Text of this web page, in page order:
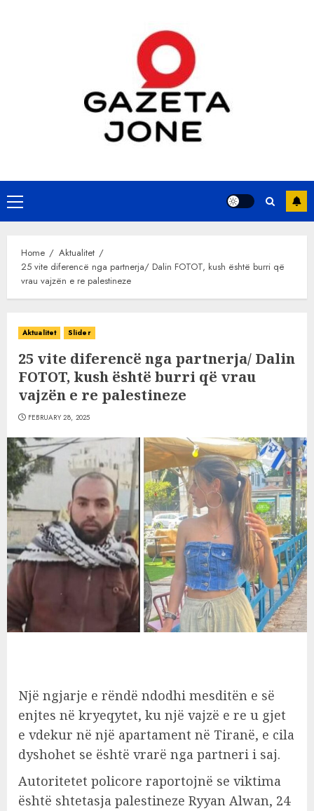
Primary
Menu
Home
Aktualitet
25 vite diferencë nga partnerja/ Dalin FOTOT, kush është burri që
vrau vajzën e re palestineze
Aktualitet Slider
25 vite diferencë nga partnerja/ Dalin
FOTOT, kush është burri që vrau
vajzën e re palestineze
FEBRUARY 28, 2025
Një ngjarje e rëndë ndodhi mesditën e së
enjtes në kryeqytet, ku një vajzë e re u gjet
e vdekur në një apartament në Tiranë, e cila
dyshohet se është vrarë nga partneri i saj.
Autoritetet policore raportojnë se viktima
është shtetasja palestineze Ryyan Alwan, 24